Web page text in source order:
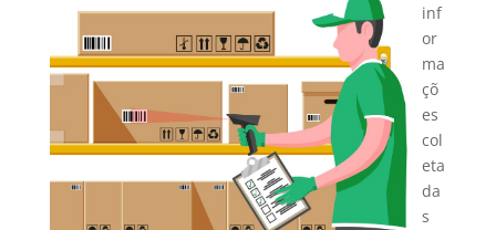
inf
or
ma
çõ
es
col
eta
da
s